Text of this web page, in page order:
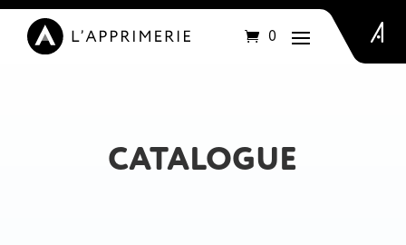
0
CATALOGUE